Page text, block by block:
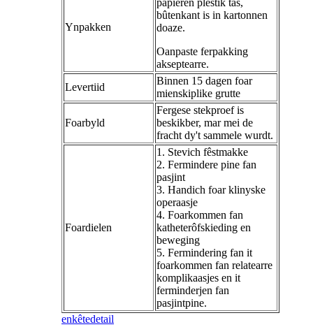
Ynpakken
papieren plestik tas,
bûtenkant is in kartonnen
doaze.
Oanpaste ferpakking
akseptearre.
Levertiid
Binnen 15 dagen foar
mienskiplike grutte
Foarbyld
Fergese stekproef is
beskikber, mar mei de
fracht dy't sammele wurdt.
Foardielen
1. Stevich fêstmakke
2. Fermindere pine fan
pasjint
3. Handich foar klinyske
operaasje
4. Foarkommen fan
katheterôfskieding en
beweging
5. Fermindering fan it
foarkommen fan relatearre
komplikaasjes en it
ferminderjen fan
pasjintpine.
enkêtedetail